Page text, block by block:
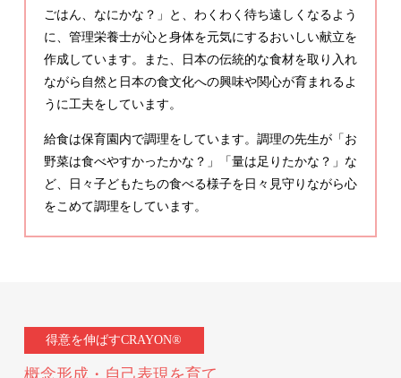
ごはん、なにかな？」と、わくわく待ち遠しくなるよう
に、管理栄養士が心と身体を元気にするおいしい献立を
作成しています。また、日本の伝統的な食材を取り入れ
ながら自然と日本の食文化への興味や関心が育まれるよ
うに工夫をしています。
給食は保育園内で調理をしています。調理の先生が「お
野菜は食べやすかったかな？」「量は足りたかな？」な
ど、日々子どもたちの食べる様子を日々見守りながら心
をこめて調理をしています。
得意を伸ばすCRAYON®
概念形成・自己表現を育て